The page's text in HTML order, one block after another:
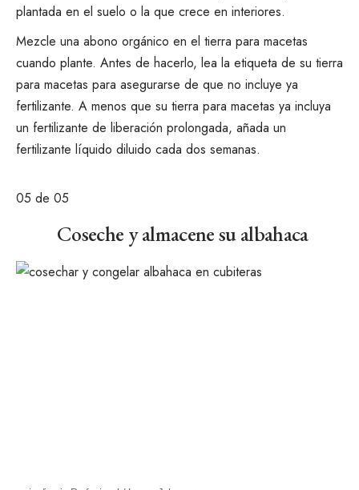
plantada en el suelo o la que crece en interiores.
Mezcle una abono orgánico en el tierra para macetas
cuando plante. Antes de hacerlo, lea la etiqueta de su tierra
para macetas para asegurarse de que no incluye ya
fertilizante. A menos que su tierra para macetas ya incluya
un fertilizante de liberación prolongada, añada un
fertilizante líquido diluido cada dos semanas.
05 de 05
Coseche y almacene su albahaca